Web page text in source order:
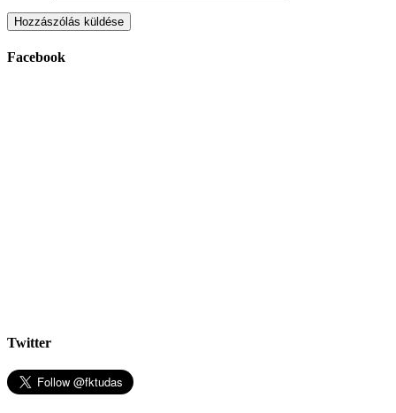
Facebook
Twitter